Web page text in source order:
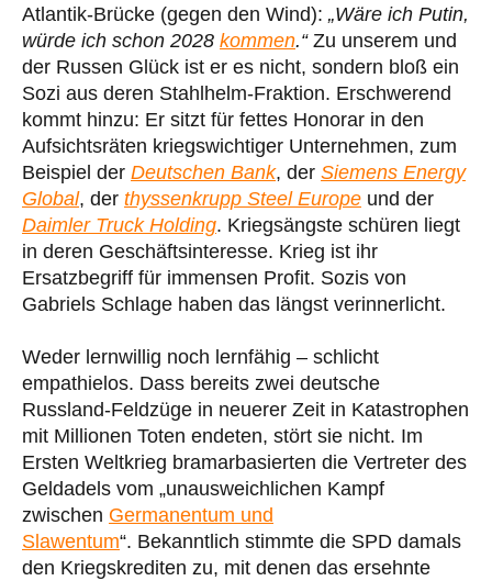
Atlantik-Brücke (gegen den Wind): „Wäre ich Putin,
würde ich schon 2028 kommen.“ Zu unserem und
der Russen Glück ist er es nicht, sondern bloß ein
Sozi aus deren Stahlhelm-Fraktion. Erschwerend
kommt hinzu: Er sitzt für fettes Honorar in den
Aufsichtsräten kriegswichtiger Unternehmen, zum
Beispiel der Deutschen Bank, der Siemens Energy
Global, der thyssenkrupp Steel Europe und der
Daimler Truck Holding. Kriegsängste schüren liegt
in deren Geschäftsinteresse. Krieg ist ihr
Ersatzbegriff für immensen Profit. Sozis von
Gabriels Schlage haben das längst verinnerlicht.
Weder lernwillig noch lernfähig – schlicht
empathielos. Dass bereits zwei deutsche
Russland-Feldzüge in neuerer Zeit in Katastrophen
mit Millionen Toten endeten, stört sie nicht. Im
Ersten Weltkrieg bramarbasierten die Vertreter des
Geldadels vom „unausweichlichen Kampf
zwischen Germanentum und
Slawentum“. Bekanntlich stimmte die SPD damals
den Kriegskrediten zu, mit denen das ersehnte